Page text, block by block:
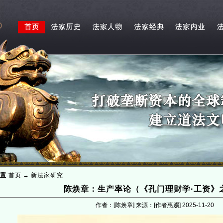
:首页 → 新法家研究
陈焕章：生产率论（《孔门理财学·工资》
作者：[陈焕章] 来源：[作者惠赐] 2025-11-20